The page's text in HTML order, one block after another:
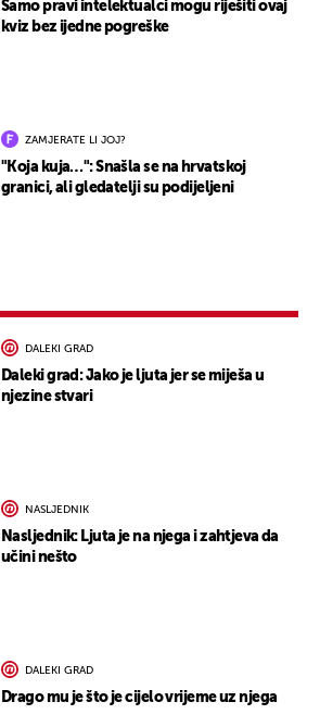
Samo pravi intelektualci mogu riješiti ovaj
kviz bez ijedne pogreške
ZAMJERATE LI JOJ?
"Koja kuja…": Snašla se na hrvatskoj
granici, ali gledatelji su podijeljeni
DALEKI GRAD
Daleki grad: Jako je ljuta jer se miješa u
njezine stvari
NASLJEDNIK
Nasljednik: Ljuta je na njega i zahtjeva da
učini nešto
DALEKI GRAD
Drago mu je što je cijelo vrijeme uz njega